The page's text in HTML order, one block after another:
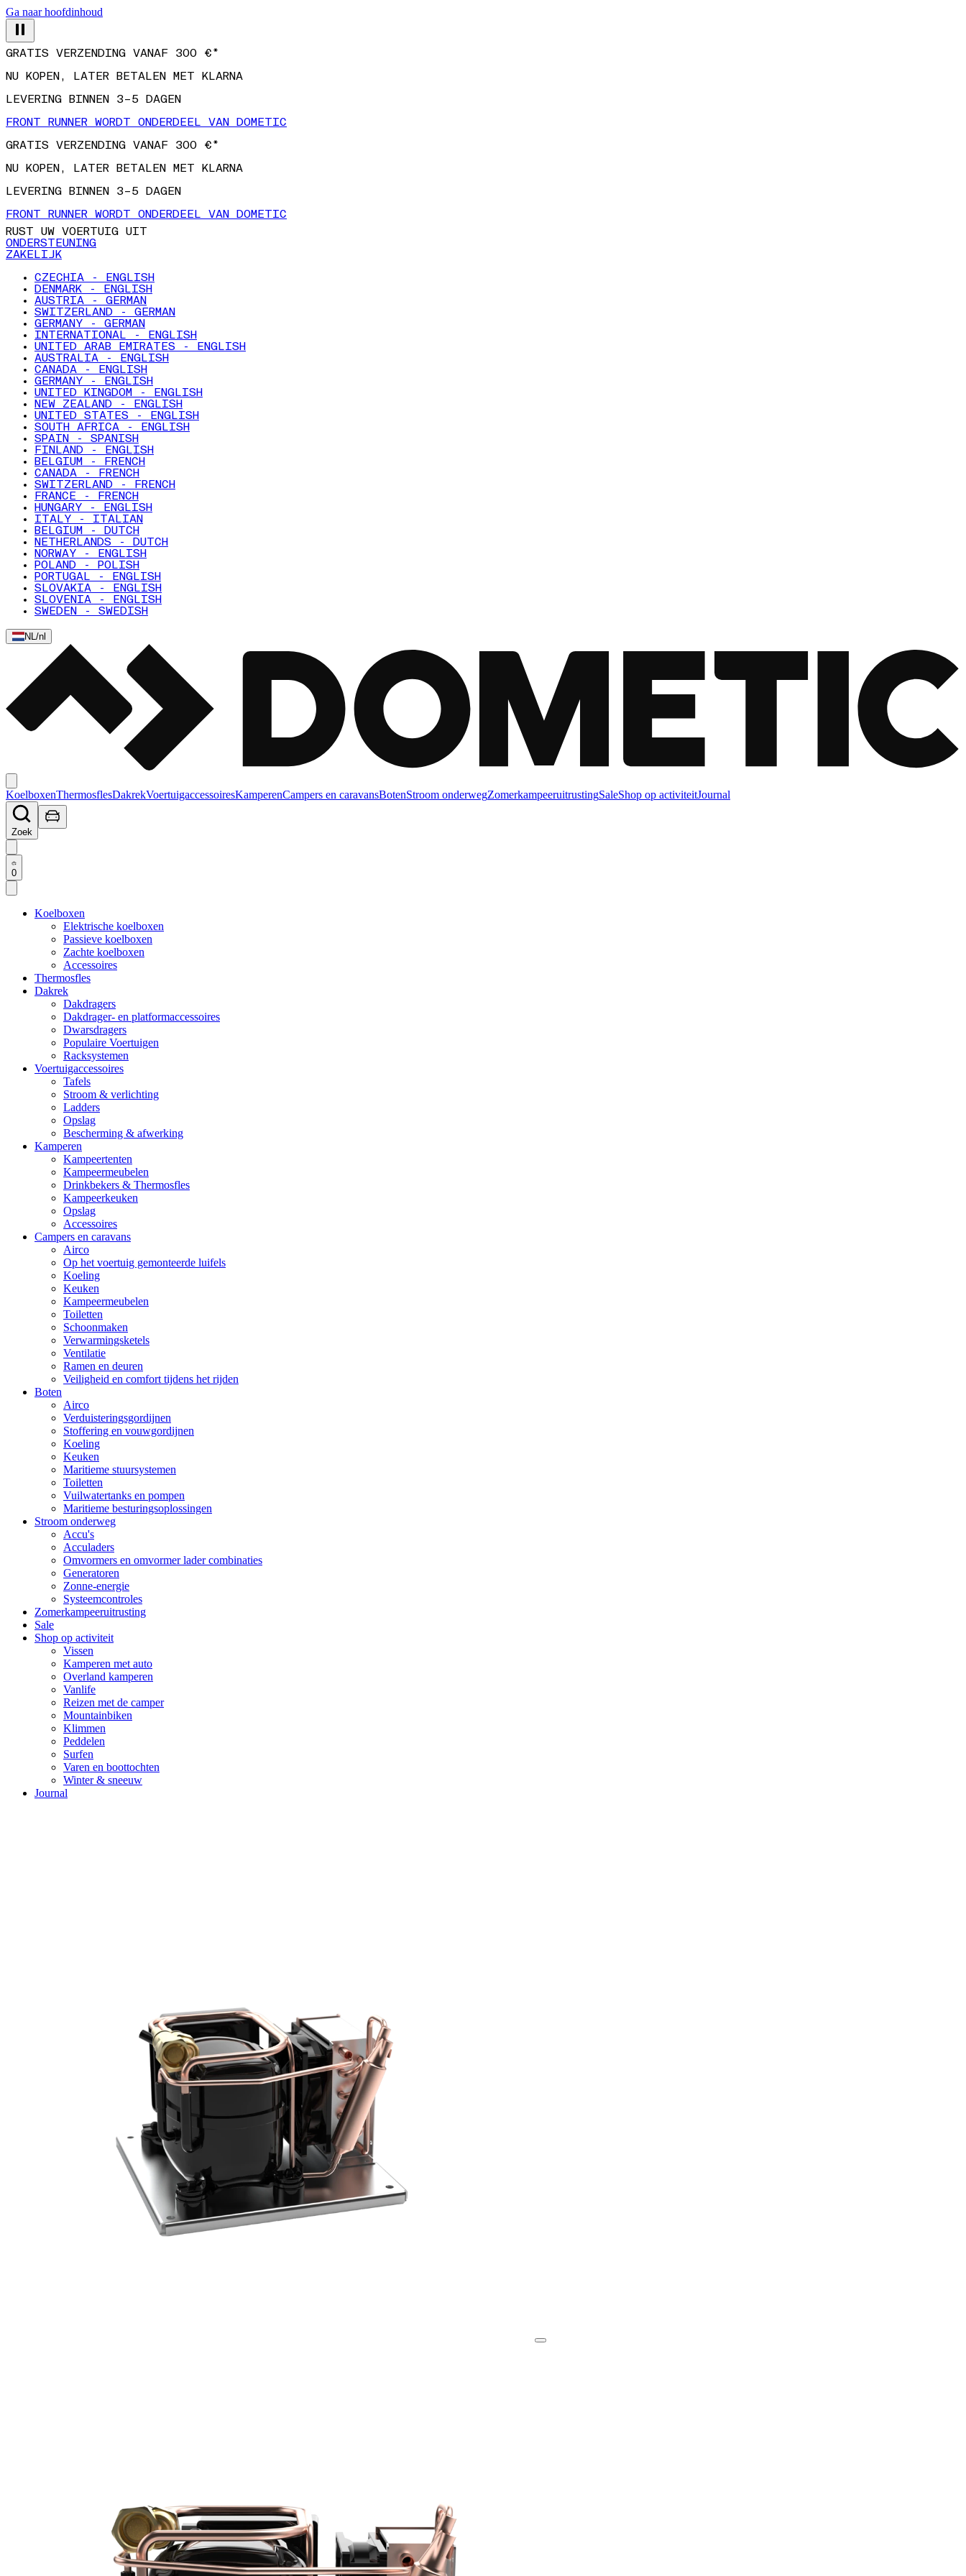
Ga naar hoofdinhoud
GRATIS VERZENDING VANAF 300 €*
NU KOPEN, LATER BETALEN MET KLARNA
LEVERING BINNEN 3–5 DAGEN
FRONT RUNNER WORDT ONDERDEEL VAN DOMETIC
GRATIS VERZENDING VANAF 300 €*
NU KOPEN, LATER BETALEN MET KLARNA
LEVERING BINNEN 3–5 DAGEN
FRONT RUNNER WORDT ONDERDEEL VAN DOMETIC
RUST UW VOERTUIG UIT
ONDERSTEUNING
ZAKELIJK
CZECHIA - ENGLISH
DENMARK - ENGLISH
AUSTRIA - GERMAN
SWITZERLAND - GERMAN
GERMANY - GERMAN
INTERNATIONAL - ENGLISH
UNITED ARAB EMIRATES - ENGLISH
AUSTRALIA - ENGLISH
CANADA - ENGLISH
GERMANY - ENGLISH
UNITED KINGDOM - ENGLISH
NEW ZEALAND - ENGLISH
UNITED STATES - ENGLISH
SOUTH AFRICA - ENGLISH
SPAIN - SPANISH
FINLAND - ENGLISH
BELGIUM - FRENCH
CANADA - FRENCH
SWITZERLAND - FRENCH
FRANCE - FRENCH
HUNGARY - ENGLISH
ITALY - ITALIAN
BELGIUM - DUTCH
NETHERLANDS - DUTCH
NORWAY - ENGLISH
POLAND - POLISH
PORTUGAL - ENGLISH
SLOVAKIA - ENGLISH
SLOVENIA - ENGLISH
SWEDEN - SWEDISH
NL/nl
KoelboxenThermosflesDakrekVoertuigaccessoiresKamperenCampers en caravansBotenStroom onderwegZomerkampeeruitrustingSaleShop op activiteitJournal
Zoek
0
Koelboxen
Elektrische koelboxen
Passieve koelboxen
Zachte koelboxen
Accessoires
Thermosfles
Dakrek
Dakdragers
Dakdrager- en platformaccessoires
Dwarsdragers
Populaire Voertuigen
Racksystemen
Voertuigaccessoires
Tafels
Stroom & verlichting
Ladders
Opslag
Bescherming & afwerking
Kamperen
Kampeertenten
Kampeermeubelen
Drinkbekers & Thermosfles
Kampeerkeuken
Opslag
Accessoires
Campers en caravans
Airco
Op het voertuig gemonteerde luifels
Koeling
Keuken
Kampeermeubelen
Toiletten
Schoonmaken
Verwarmingsketels
Ventilatie
Ramen en deuren
Veiligheid en comfort tijdens het rijden
Boten
Airco
Verduisteringsgordijnen
Stoffering en vouwgordijnen
Koeling
Keuken
Maritieme stuursystemen
Toiletten
Vuilwatertanks en pompen
Maritieme besturingsoplossingen
Stroom onderweg
Accu's
Acculaders
Omvormers en omvormer lader combinaties
Generatoren
Zonne-energie
Systeemcontroles
Zomerkampeeruitrusting
Sale
Shop op activiteit
Vissen
Kamperen met auto
Overland kamperen
Vanlife
Reizen met de camper
Mountainbiken
Klimmen
Peddelen
Surfen
Varen en boottochten
Winter & sneeuw
Journal